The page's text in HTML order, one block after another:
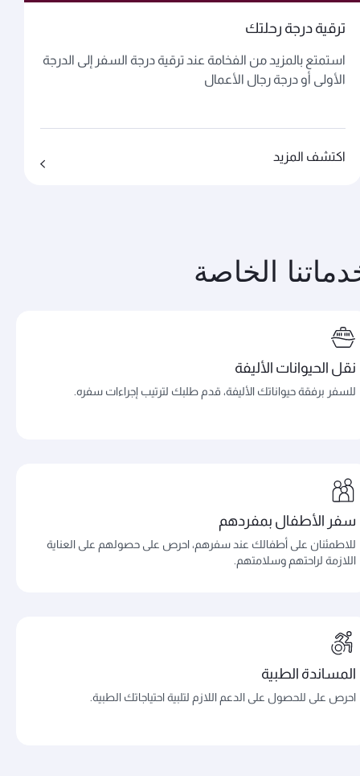
ترقية درجة رحلتك
استمتع بالمزيد من الفخامة عند ترقية درجة السفر إلى الدرجة
الأولى أو درجة رجال الأعمال
اكتشف المزيد
الخاصة
نقل الحيوانات الأليفة
للسفر برفقة حيواناتك الأليفة، قدم طلبك لترتيب إجراءات سفره.
سفر الأطفال بمفردهم
للاطمئنان على أطفالك عند سفرهم، احرص على حصولهم على العناية
اللازمة لراحتهم وسلامتهم.
المساندة الطبية
احرص على للحصول على الدعم اللازم لتلبية احتياجاتك الطبية.